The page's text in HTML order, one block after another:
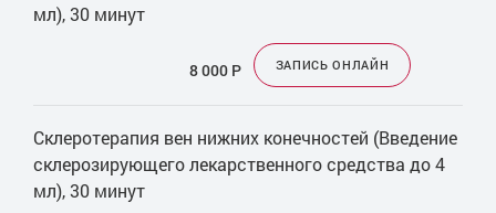
мл), 30 минут
8 000 Р ЗАПИСЬ ОНЛАЙН
Склеротерапия вен нижних конечностей (Введение
склерозирующего лекарственного средства до 4
мл), 30 минут